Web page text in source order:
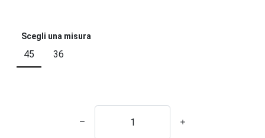
Scegli una misura
45 36